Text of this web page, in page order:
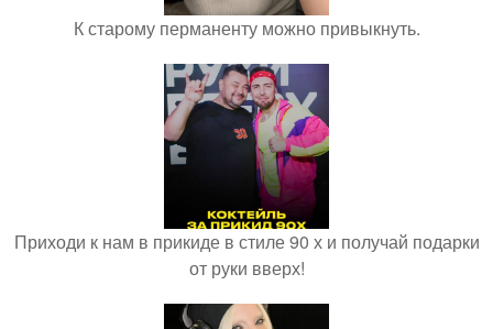
К старому перманенту можно привыкнуть.
Приходи к нам в прикиде в стиле 90 х и получай подарки
от руки вверх!